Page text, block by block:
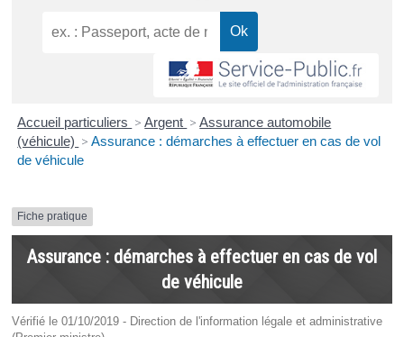
Accueil particuliers > Argent > Assurance automobile
(véhicule) > Assurance : démarches à effectuer en cas de vol
de véhicule
Fiche pratique
Assurance : démarches à effectuer en cas de vol
de véhicule
Vérifié le 01/10/2019 - Direction de l'information légale et administrative